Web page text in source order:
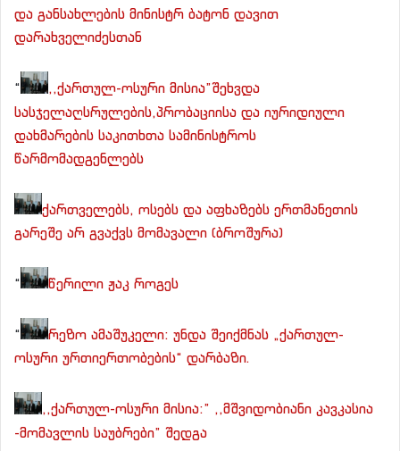
და განსახლების მინისტრ ბატონ დავით
დარახველიძესთან
“
,,ქართულ-ოსური მისია”შეხვდა
სასჯელაღსრულების,პრობაციისა და იურიდიული
დახმარების საკითხთა სამინისტროს
წარმომადგენლებს
ქართველებს, ოსებს და აფხაზებს ერთმანეთის
გარეშე არ გვაქვს მომავალი (ბროშურა)
“ წერილი ჟაკ როგეს
“
რეზო ამაშუკელი: უნდა შეიქმნას „ქართულ-
ოსური ურთიერთობების“ დარბაზი.
,,ქართულ-ოსური მისია:” ,,მშვიდობიანი კავკასია
-მომავლის საუბრები” შედგა